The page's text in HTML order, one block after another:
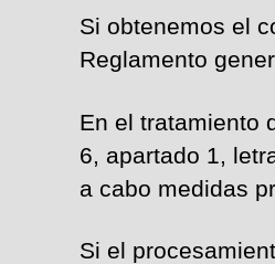
Si obtenemos el
Reglamento
En el tratamiento
6, apartado 1,
a cabo medidas
Si el